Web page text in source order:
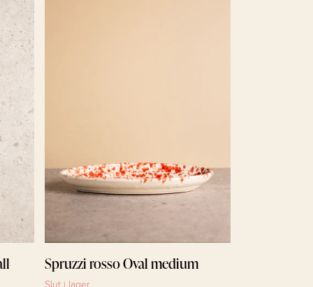
Spruzzi rosso Oval medium
Slut i lager